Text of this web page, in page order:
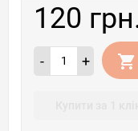
120
- +